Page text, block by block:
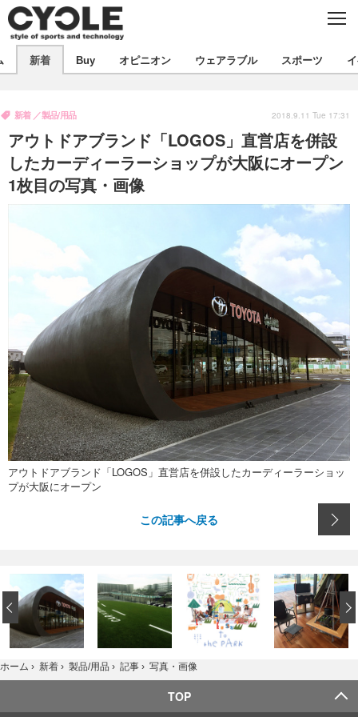
C
E
製品/用品
衣類
飲食
バックナンバー
コラム
インプレ
ボイス
デバイス
ビジネス
国内
海外
スポーツ
短信
動画
イベント
スポーツ
ツアー
芸能
出版／映画
話題
ファッション
デザイン
写真
社会
政治
ハウツー
新着 Buy オピニオン ウェアラブル スポーツ
アウトドアブランド「LOGOS」直営店を併設
したカーディーラーショップが大阪にオープン
1枚目の写真・画像
新着 製品/用品 2018.9.11 Tue 17:31
アウトドアブランド「LOGOS」直営店を併設したカーディーラーショッ
プが大阪にオープン
この記事へ戻る
‹
ホーム › 新着 › 製品/用品 › 記事 › 写真・画像
TOP